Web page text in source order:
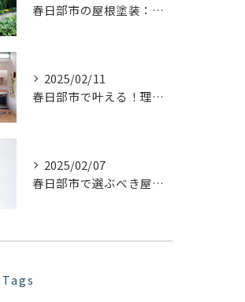
春日部市の屋根塗装：最適な業者選びで価格を抑える方法
2025/02/11
春日部市で叶える！理想のキッチンリフォームを実現するステップ
2025/02/07
春日部市で選ぶべき屋根塗装の種類とは？プロが教える最適な選び方
Tags